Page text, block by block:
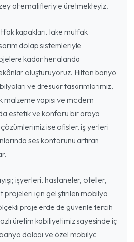
alternatifleriyle üretmekteyiz.
kapakları, lake mutfak
dolap sistemleriyle
kadar her alanda
oluşturuyoruz. Hilton banyo
ve dresuar tasarımlarımız;
malzeme yapısı ve modern
estetik ve konforu bir araya
ise ofisler, iş yerleri
ses konforunu artıran
işyerleri, hastaneler, oteller,
projeleri için geliştirilen mobilya
projelerde de güvenle tercih
üretim kabiliyetimiz sayesinde iç
dolabı ve özel mobilya